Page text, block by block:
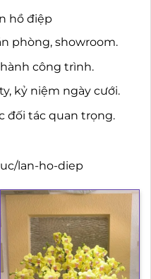
hồ điệp
phòng, showroom.
công trình.
kỷ niệm ngày cưới.
đối tác quan trọng.
lan-ho-diep